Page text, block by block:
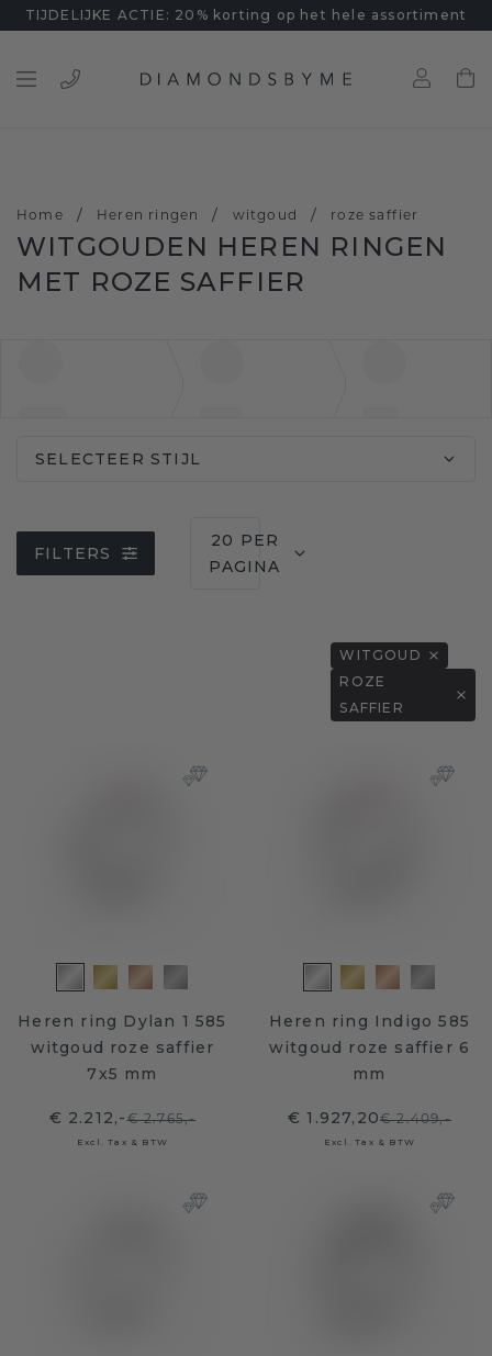
TIJDELIJKE ACTIE: 20% korting op het hele assortiment
Home / Heren ringen / witgoud / roze saffier
WITGOUDEN HEREN RINGEN
MET ROZE SAFFIER
SELECTEER STIJL
FILTERS
20 PER
PAGINA
WITGOUD
ROZE
SAFFIER
Heren ring Dylan 1 585
witgoud roze saffier
7x5 mm
€ 2.212,-€ 2.765,-
Excl. Tax & BTW
Heren ring Indigo 585
witgoud roze saffier 6
mm
€ 1.927,20€ 2.409,-
Excl. Tax & BTW